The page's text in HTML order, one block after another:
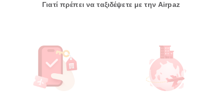
Γιατί πρέπει να ταξιδέψετε με την Airpaz